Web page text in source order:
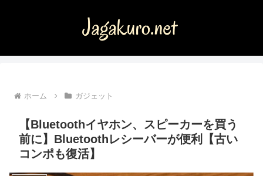
ホーム ガジェット
【Bluetoothイヤホン、スピーカーを買う
前に】Bluetoothレシーバーが便利【古い
コンポも復活】